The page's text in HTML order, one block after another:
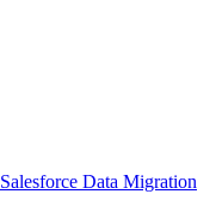
Salesforce Data Migration